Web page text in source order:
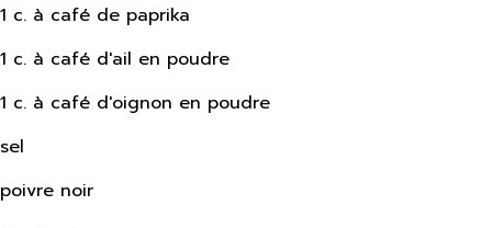
1 c. à café de paprika
1 c. à café d'ail en poudre
1 c. à café d'oignon en poudre
sel
poivre noir